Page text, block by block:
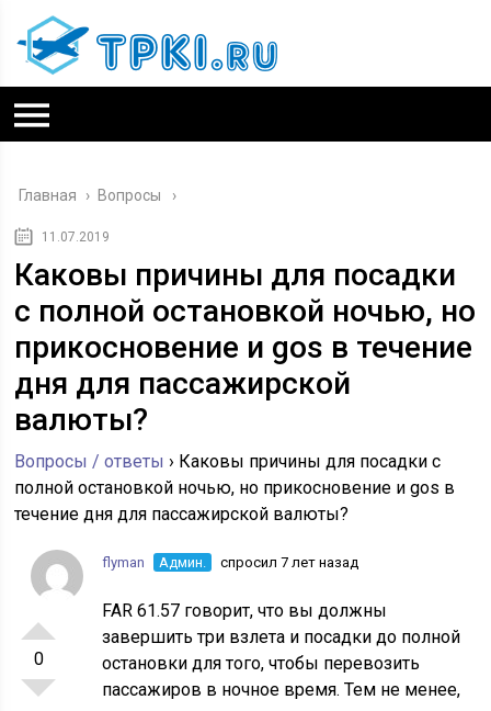
Главная › Вопросы
11.07.2019
Каковы причины для посадки
с полной остановкой ночью, но
прикосновение и gos в течение
дня для пассажирской
валюты?
Вопросы / ответы › Каковы причины для посадки с
полной остановкой ночью, но прикосновение и gos в
течение дня для пассажирской валюты?
0
flyman Админ. спросил 7 лет назад
FAR 61.57 говорит, что вы должны
завершить три взлета и посадки до полной
остановки для того, чтобы перевозить
пассажиров в ночное время. Тем не менее,